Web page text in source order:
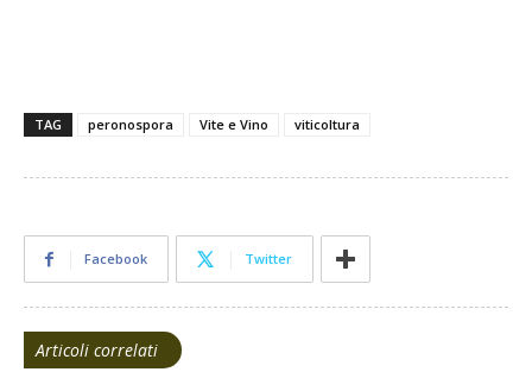
TAG peronospora Vite e Vino viticoltura
Facebook Twitter
Articoli correlati